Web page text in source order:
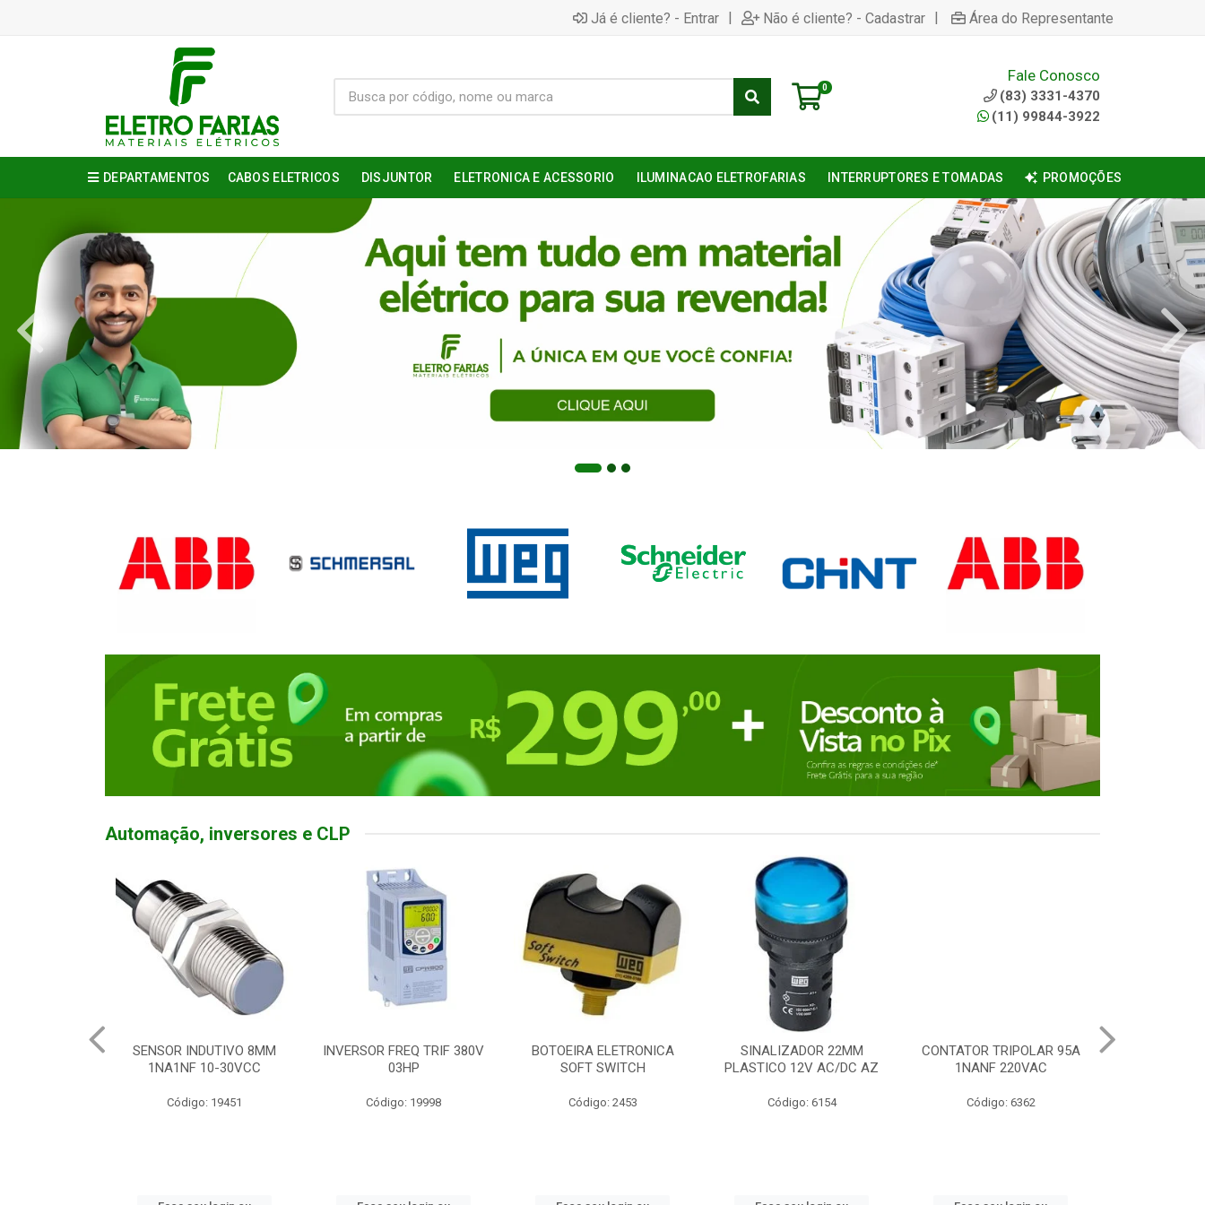
Já é cliente? - Entrar | Não é cliente? - Cadastrar | Área do Representante
0
Fale Conosco
(83) 3331-4370
(11) 99844-3922
DEPARTAMENTOS CABOS ELETRICOS DISJUNTOR ELETRONICA E ACESSORIO ILUMINACAO ELETROFARIAS INTERRUPTORES E TOMADAS PROMOÇÕES
Automação, inversores e CLP
SENSOR INDUTIVO 8MM
1NA1NF 10-30VCC
Código: 19451
INVERSOR FREQ TRIF 380V
03HP
Código: 19998
BOTOEIRA ELETRONICA
SOFT SWITCH
Código: 2453
SINALIZADOR 22MM
PLASTICO 12V AC/DC AZ
Código: 6154
CONTATOR TRIPOLAR 95A
1NANF 220VAC
Código: 6362